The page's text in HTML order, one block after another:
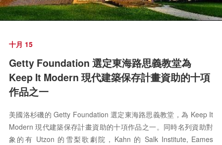
十月 15
Getty Foundation 選定東海路思義教堂為
Keep It Modern 現代建築保存計畫資助的十項
作品之一
美國洛杉磯的 Getty Foundation 選定東海路思義教堂，為 Keep It
Modern 現代建築保存計畫資助的十項作品之一。同時名列資助對
象的有 Utzon 的雪梨歌劇院，Kahn 的 Salk Institute, Eames